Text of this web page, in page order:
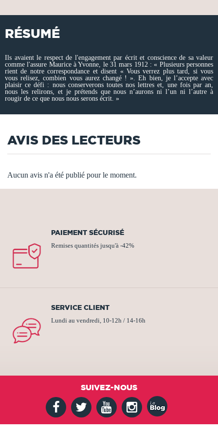
RÉSUMÉ
Ils avaient le respect de l'engagement par écrit et conscience de sa valeur
comme l'assure Maurice à Yvonne, le 31 mars 1912 : « Plusieurs personnes
rient de notre correspondance et disent « Vous verrez plus tard, si vous
vous relisez, combien vous aurez changé ! ». Eh bien, je l’accepte avec
plaisir ce défi : nous conserverons toutes nos lettres et, une fois par an,
nous les relirons, et je prétends que nous n’aurons ni l’un ni l’autre à
rougir de ce que nous nous serons écrit. »
AVIS DES LECTEURS
Aucun avis n'a été publié pour le moment.
PAIEMENT SÉCURISÉ
Remises quantités jusqu'à -42%
SERVICE CLIENT
Lundi au vendredi, 10-12h / 14-16h
SUIVEZ-NOUS